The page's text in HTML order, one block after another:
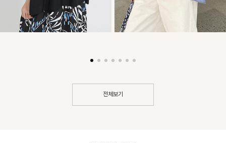
전체보기